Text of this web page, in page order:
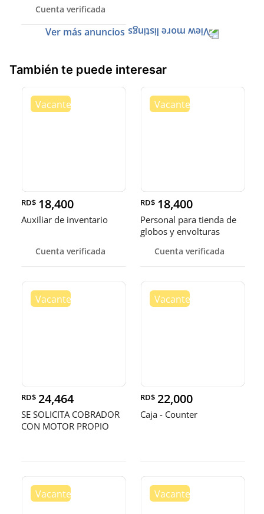
Cuenta verificada
Ver más anuncios
También te puede interesar
RD$ 18,400
Auxiliar de inventario
Cuenta verificada
RD$ 18,400
Personal para tienda de
globos y envolturas
Cuenta verificada
RD$ 24,464
SE SOLICITA COBRADOR
CON MOTOR PROPIO
RD$ 22,000
Caja - Counter